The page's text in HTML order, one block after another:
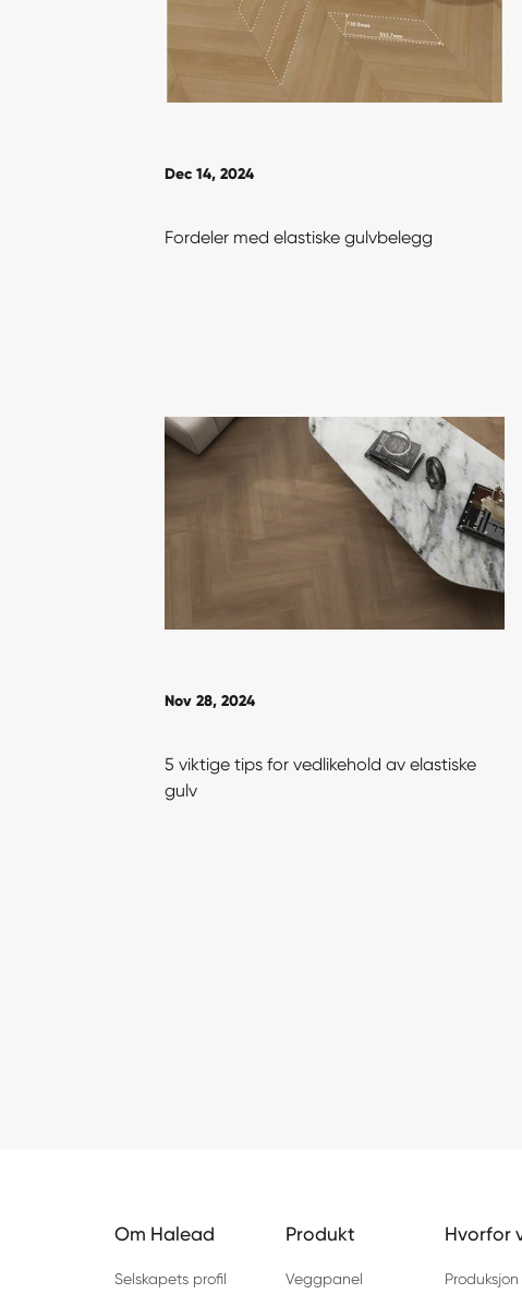
Dec 14, 2024
Fordeler med elastiske gulvbelegg
Nov 28, 2024
5 viktige tips for vedlikehold av elastiske
gulv
Om Halead
Selskapets profil
Produkt
Veggpanel
Hvorfor
Produksjon